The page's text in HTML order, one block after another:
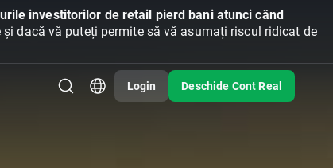
investitorilor de retail pierd bani atunci când
dacă vă puteți permite să vă asumați riscul ridicat de
Login Deschide Cont Real